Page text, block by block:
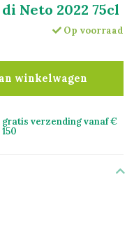
Neto 2022 75cl
Op voorraad
winkelwagen
gratis verzending vanaf €
150